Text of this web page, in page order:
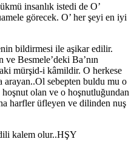
insanlık istedi de O’
görecek. O’ her şeyi en iyi
bildirmesi ile aşikar edilir.
Besmele’deki Ba’nın
mürşid-i kâmildir. O herkese
arayan..Ol sebepten buldu mu o
olan ve o hoşnutluğundan
harfler üfleyen ve dilinden nuş
kalem olur..HŞY